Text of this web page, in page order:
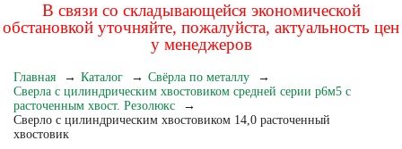
В связи со складывающейся экономической
обстановкой уточняйте, пожалуйста, актуальность цен
у менеджеров
Главная Каталог
Свёрла по металлу
Сверла с цилиндрическим хвостовиком средней серии р6м5 с
расточенным хвост. Резолюкс
Сверло с цилиндрическим хвостовиком 14,0 расточенный
хвостовик